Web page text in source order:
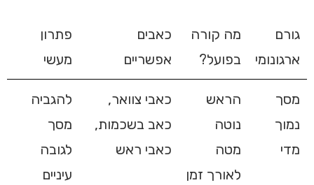
גורם
ארגונומי
מה קורה
בפועל?
כאבים
אפשריים
פתרון
מעשי
מסך
נמוך
מדי
הראש
נוטה
מטה
לאורך זמן
כאבי צוואר,
כאב בשכמות,
כאבי ראש
להגביה
מסך
לגובה
עיניים